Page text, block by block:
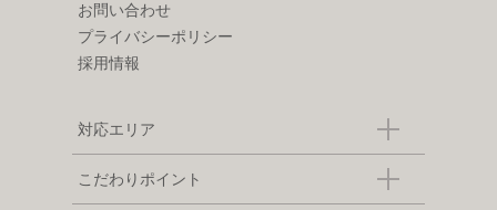
お問い合わせ
プライバシーポリシー
採用情報
対応エリア
こだわりポイント